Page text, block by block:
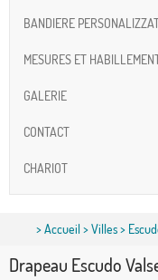
BANDIERE
MESURES ET
GALERIE
CONTACT
CHARIOT
>Accueil>Villes>
Drapeau Escudo